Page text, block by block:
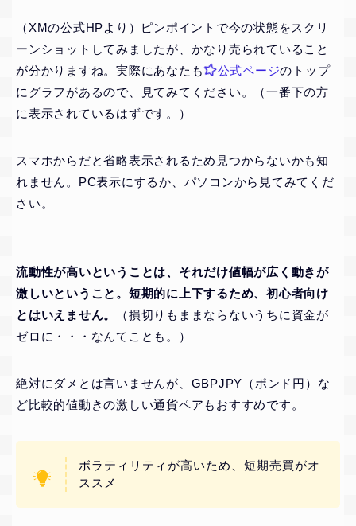
（XMの公式HPより）ピンポイントで今の状態をスクリ
ーンショットしてみましたが、かなり売られていること
が分かりますね。実際にあなたも
公式ページのトップ
にグラフがあるので、見てみてください。（一番下の方
に表示されているはずです。）
スマホからだと省略表示されるため見つからないかも知
れません。PC表示にするか、パソコンから見てみてくだ
さい。
流動性が高いということは、それだけ値幅が広く動きが
激しいということ。短期的に上下するため、初心者向け
とはいえません。
（損切りもままならないうちに資金が
ゼロに・・・なんてことも。）
絶対にダメとは言いませんが、GBPJPY（ポンド円）な
ど比較的値動きの激しい通貨ペアもおすすめです。
ボラティリティが高いため、短期売買がオ
ススメ